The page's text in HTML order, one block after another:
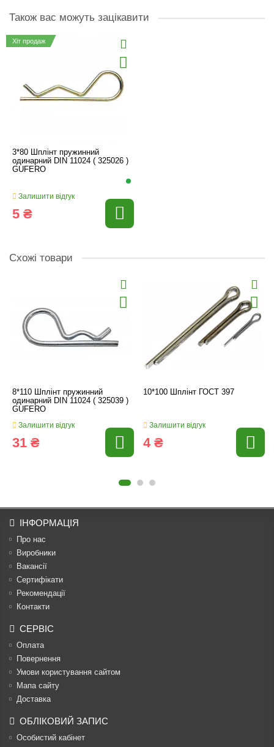
Також вас можуть зацікавити
Хіт продаж
3*80 Шплінт пружинний
одинарний DIN 11024 ( 325026 )
GUFERO
Залишити відгук
5 ₴
Схожі товари
8*110 Шплінт пружинний
одинарний DIN 11024 ( 325039 )
GUFERO
Залишити відгук
31 ₴
10*100 Шплінт ГОСТ 397
Залишити відгук
4 ₴
ІНФОРМАЦІЯ
Про нас
Виробники
Вакансії
Сертифікати
Рекомендації
Контакти
СЕРВІС
Оплата
Повернення
Умови користування сайтом
Мапа сайту
Доставка
ОБЛІКОВИЙ ЗАПИС
Особистий кабінет